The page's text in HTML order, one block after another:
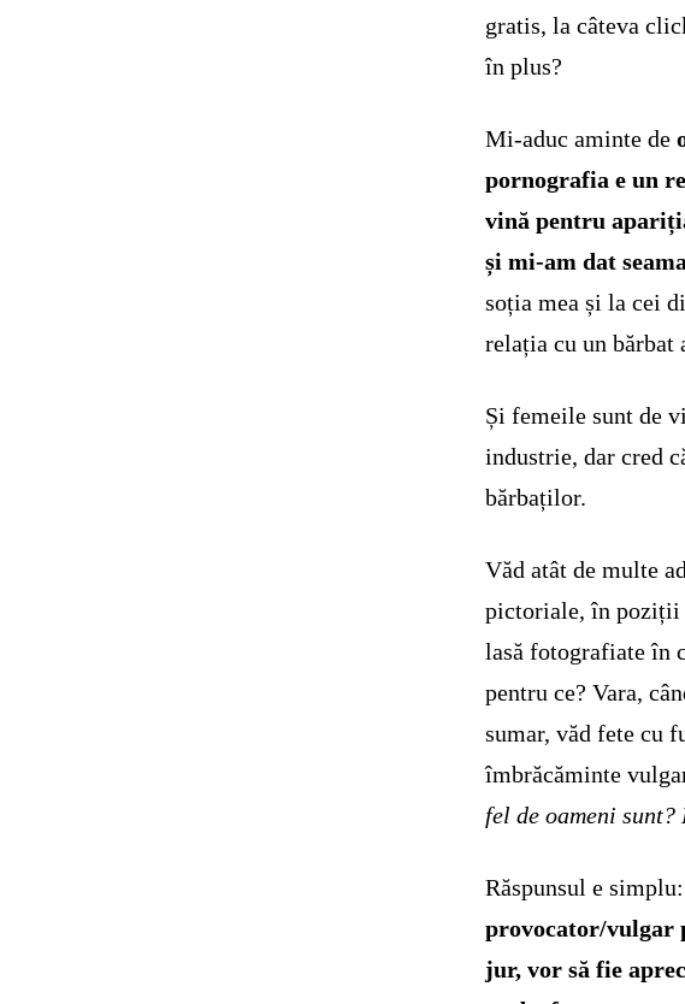
gratis, la câteva
în plus?
Mi-aduc aminte de
pornografia e un
vină pentru
și mi-am dat
soția mea și la cei
relația cu un bărbat
Și femeile sunt de
industrie, dar cred
bărbaților.
Văd atât de multe
pictoriale, în poziții
lasă fotografiate în
pentru ce? Vara,
sumar, văd fete cu
îmbrăcăminte
fel de oameni sunt?
Răspunsul e simplu:
provocator/vulgar
jur, vor să fie